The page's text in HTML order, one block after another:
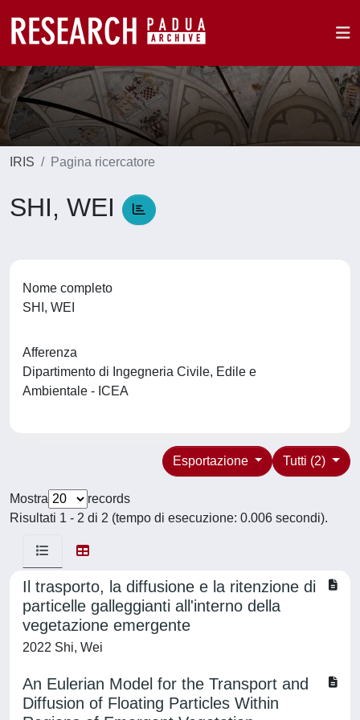
IRIS Pagina ricercatore
SHI, WEI
Nome completo
SHI, WEI
Afferenza
Dipartimento di Ingegneria Civile, Edile e
Ambientale - ICEA
Tutti (2)
Esportazione
Mostra
records
Risultati 1 - 2 di 2 (tempo di esecuzione: 0.006 secondi).
Il trasporto, la diffusione e la ritenzione di
particelle galleggianti all'interno della
vegetazione emergente
2022 Shi, Wei
An Eulerian Model for the Transport and
Diffusion of Floating Particles Within